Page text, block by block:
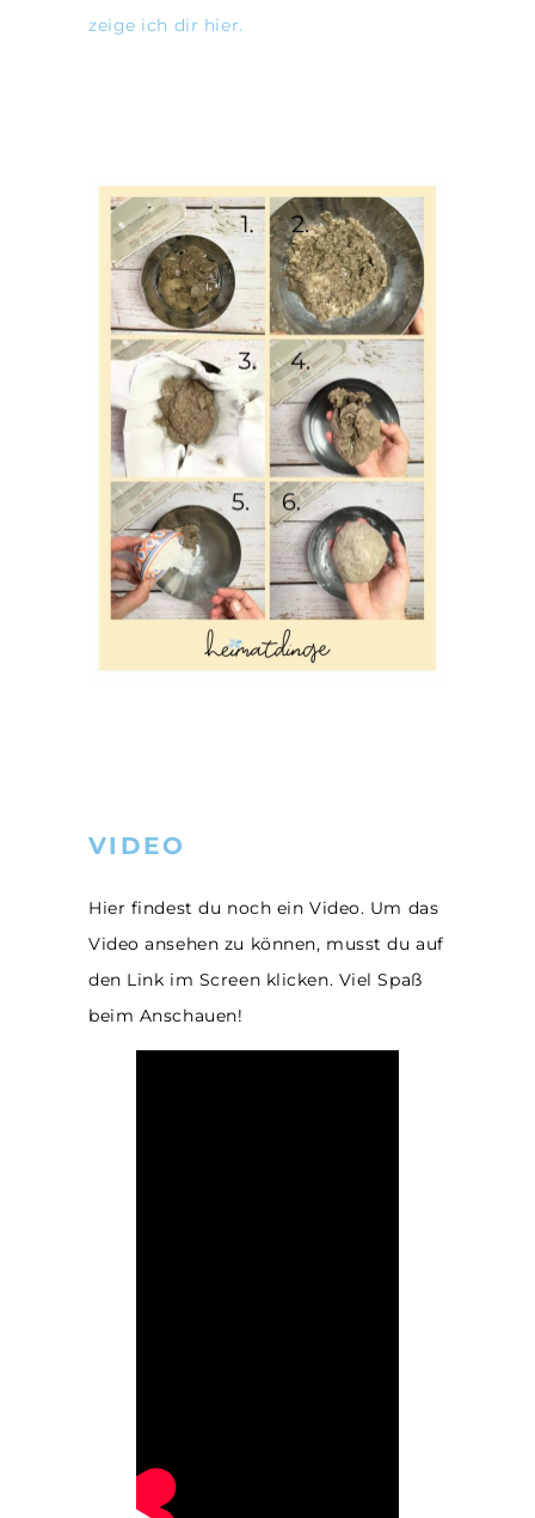
zeige ich dir hier.
VIDEO
Hier findest du noch ein Video. Um das
Video ansehen zu können, musst du auf
den Link im Screen klicken. Viel Spaß
beim Anschauen!